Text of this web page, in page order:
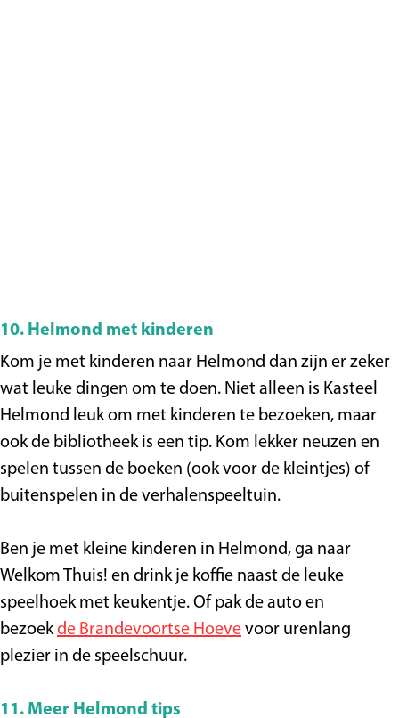
10. Helmond met kinderen
Kom je met kinderen naar Helmond dan zijn er zeker
wat leuke dingen om te doen. Niet alleen is Kasteel
Helmond leuk om met kinderen te bezoeken, maar
ook de bibliotheek is een tip. Kom lekker neuzen en
spelen tussen de boeken (ook voor de kleintjes) of
buitenspelen in de verhalenspeeltuin.
Ben je met kleine kinderen in Helmond, ga naar
Welkom Thuis! en drink je koffie naast de leuke
speelhoek met keukentje. Of pak de auto en
bezoekde Brandevoortse Hoeve voor urenlang
plezier in de speelschuur.
11. Meer Helmond tips